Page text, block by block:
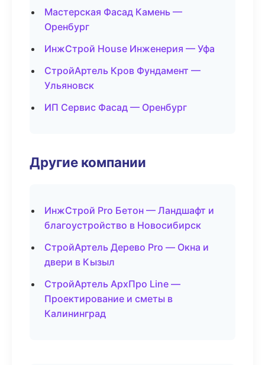
Мастерская Фасад Камень —
Оренбург
ИнжСтрой House Инженерия — Уфа
СтройАртель Кров Фундамент —
Ульяновск
ИП Сервис Фасад — Оренбург
Другие компании
ИнжСтрой Pro Бетон — Ландшафт и
благоустройство в Новосибирск
СтройАртель Дерево Pro — Окна и
двери в Кызыл
СтройАртель АрхПро Line —
Проектирование и сметы в
Калининград